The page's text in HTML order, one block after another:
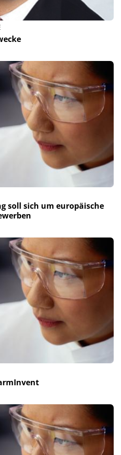
soll sich um europäische